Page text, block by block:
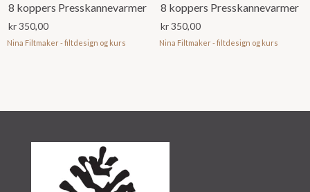
8 koppers Presskannevarmer
kr350,00
Nina Filtmaker - filtdesign og kurs
8 koppers Presskannevarmer
kr350,00
Nina Filtmaker - filtdesign og kurs